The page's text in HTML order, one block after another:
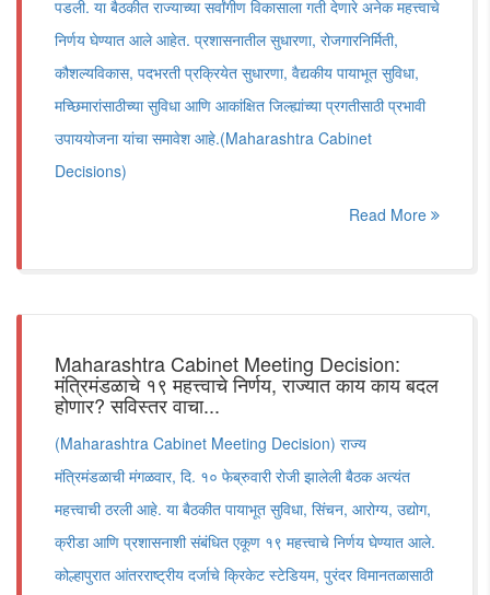
पडली. या बैठकीत राज्याच्या सर्वांगीण विकासाला गती देणारे अनेक महत्त्वाचे
निर्णय घेण्यात आले आहेत. प्रशासनातील सुधारणा, रोजगारनिर्मिती,
कौशल्यविकास, पदभरती प्रक्रियेत सुधारणा, वैद्यकीय पायाभूत सुविधा,
मच्छिमारांसाठीच्या सुविधा आणि आकांक्षित जिल्ह्यांच्या प्रगतीसाठी प्रभावी
उपाययोजना यांचा समावेश आहे.(Maharashtra Cabinet
Decisions)
Read More
Maharashtra Cabinet Meeting Decision:
मंत्रिमंडळाचे १९ महत्त्वाचे निर्णय, राज्यात काय काय बदल
होणार? सविस्तर वाचा...
(Maharashtra Cabinet Meeting Decision) राज्य
मंत्रिमंडळाची मंगळवार, दि. १० फेब्रुवारी रोजी झालेली बैठक अत्यंत
महत्त्वाची ठरली आहे. या बैठकीत पायाभूत सुविधा, सिंचन, आरोग्य, उद्योग,
क्रीडा आणि प्रशासनाशी संबंधित एकूण १९ महत्त्वाचे निर्णय घेण्यात आले.
कोल्हापुरात आंतरराष्ट्रीय दर्जाचे क्रिकेट स्टेडियम, पुरंदर विमानतळासाठी